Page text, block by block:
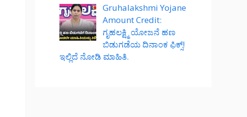
Gruhalakshmi Yojane
Amount Credit:
ಗೃಹಲಕ್ಷ್ಮಿ ಯೋಜನೆ ಹಣ
ಬಿಡುಗಡೆಯ ದಿನಾಂಕ ಫಿಕ್ಸ್!
ಇಲ್ಲಿದೆ ನೋಡಿ ಮಾಹಿತಿ.